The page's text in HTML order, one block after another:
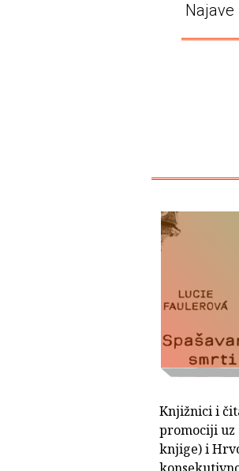
Najave
Knjižnici i
promociji uz
knjige) i